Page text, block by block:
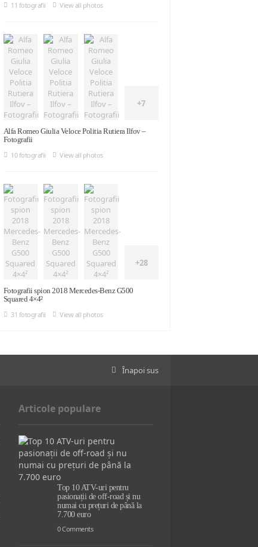
11 fotografii
View all photos
+7
Alfa Romeo Giulia Veloce Politia Rutiera Ilfov –
Fotografii
10 fotografii
View all photos
+28
Fotografii spion 2018 Mercedes-Benz G500
Squared 4×4²
31 fotografii
View all photos
Înapoi sus
Articole populare
Top 10 ATV-uri pentru
pasionații de off-road și nu
numai cu prețuri de până la
7.700 euro
0 Comments